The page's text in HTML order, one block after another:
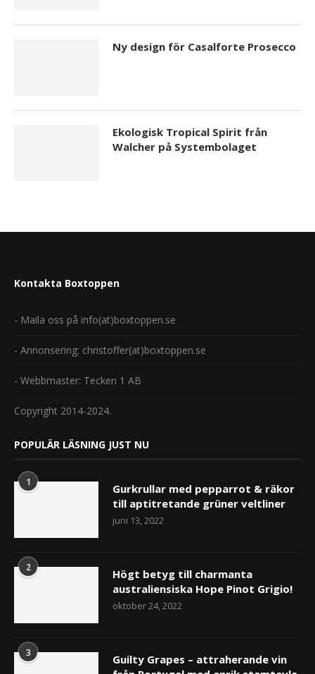
Ny design för Casalforte Prosecco
Ekologisk Tropical Spirit från
Walcher på Systembolaget
Kontakta Boxtoppen
- Maila oss på info(at)boxtoppen.se
- Annonsering: christoffer(at)boxtoppen.se
- Webbmaster: Tecken 1 AB
Copyright 2014-2024.
POPULÄR LÄSNING JUST NU
1
Gurkrullar med pepparrot & räkor
till aptitretande grüner veltliner
juni 13, 2022
2
Högt betyg till charmanta
australiensiska Hope Pinot Grigio!
oktober 24, 2022
3
Guilty Grapes – attraherande vin